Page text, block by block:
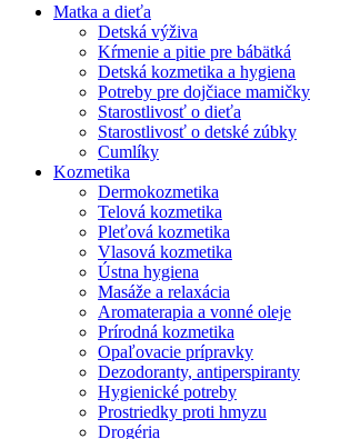
Matka a dieťa
Detská výživa
Kŕmenie a pitie pre bábätká
Detská kozmetika a hygiena
Potreby pre dojčiace mamičky
Starostlivosť o dieťa
Starostlivosť o detské zúbky
Cumlíky
Kozmetika
Dermokozmetika
Telová kozmetika
Pleťová kozmetika
Vlasová kozmetika
Ústna hygiena
Masáže a relaxácia
Aromaterapia a vonné oleje
Prírodná kozmetika
Opaľovacie prípravky
Dezodoranty, antiperspiranty
Hygienické potreby
Prostriedky proti hmyzu
Drogéria